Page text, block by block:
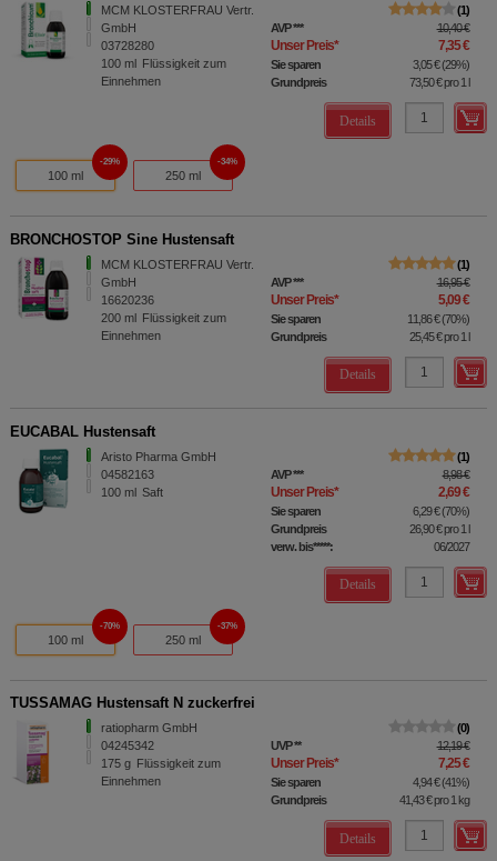
MCM KLOSTERFRAU Vertr.
GmbH
03728280
100 ml
Flüssigkeit zum
Einnehmen
1
AVP*** 10,40 €
Unser Preis* 7,35 €
Sie sparen 3,05 €(29%)
Grundpreis
73,50 €pro 1 l
Details
100 ml
29%
250 ml
34%
BRONCHOSTOP Sine Hustensaft
MCM KLOSTERFRAU Vertr.
GmbH
16620236
200 ml Flüssigkeit zum
Einnehmen
1
AVP*** 16,95 €
Unser Preis* 5,09 €
Sie sparen 11,86 €(70%)
Grundpreis
25,45 €pro 1 l
Details
EUCABAL Hustensaft
Aristo Pharma GmbH
04582163
100 ml Saft
1
AVP*** 8,98 €
Unser Preis* 2,69 €
Sie sparen 6,29 €(70%)
Grundpreis
26,90 €pro 1 l
verw. bis*****:
06/2027
Details
100 ml
70%
250 ml
37%
TUSSAMAG Hustensaft N zuckerfrei
ratiopharm GmbH
04245342
175 g
Flüssigkeit zum
Einnehmen
0
UVP** 12,19 €
Unser Preis* 7,25 €
Sie sparen 4,94 €(41%)
Grundpreis
41,43 €pro 1 kg
Details